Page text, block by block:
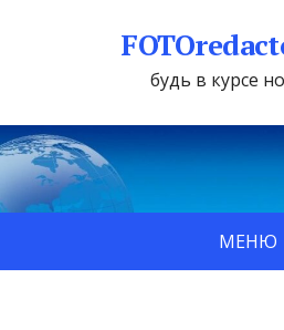
будь в курсе
МЕНЮ